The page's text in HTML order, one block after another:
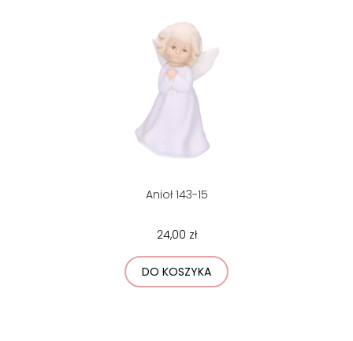
Anioł 143-15
24,00 zł
DO KOSZYKA